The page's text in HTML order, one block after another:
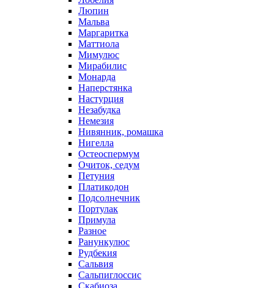
Люпин
Мальва
Маргаритка
Маттиола
Мимулюс
Мирабилис
Монарда
Наперстянка
Настурция
Незабудка
Немезия
Нивянник, ромашка
Нигелла
Остеоспермум
Очиток, седум
Петуния
Платикодон
Подсолнечник
Портулак
Примула
Разное
Ранункулюс
Рудбекия
Сальвия
Сальпиглоссис
Скабиоза